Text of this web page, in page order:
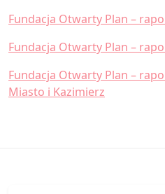
Fundacja Otwarty Plan –
Fundacja Otwarty Plan –
Fundacja Otwarty Plan –
Miasto i Kazimierz